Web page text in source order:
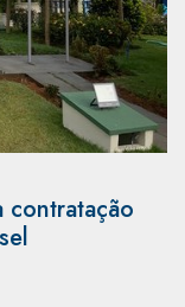
contratação